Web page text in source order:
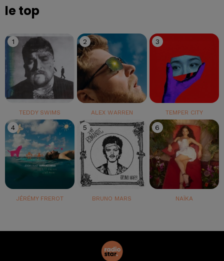
le top
1
TEDDY SWIMS
2
ALEX WARREN
3
TEMPER CITY
4
JÉRÉMY FREROT
5
BRUNO MARS
6
NAÏKA